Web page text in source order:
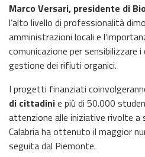
Marco Versari, presidente di
l’alto livello di professionalità
amministrazioni locali e
comunicazione per sensibilizzare
gestione dei rifiuti organici.
I progetti finanziati
di cittadinie più di 50.000
attenzione alle iniziative rivolte a
Calabria ha ottenuto il maggior
seguita dal Piemonte.